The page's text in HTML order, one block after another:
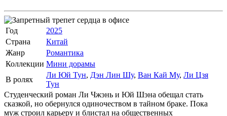
Год
2025
Страна
Китай
Жанр
Романтика
Коллекции Мини дорамы
В ролях
Ли Юй Тун, Дэн Лин Шу, Ван Кай Му, Ли Цзя
Тун
Студенческий роман Ли Чжэнь и Юй Шэна обещал стать
сказкой, но обернулся одиночеством в тайном браке. Пока
муж строил карьеру и блистал на общественных